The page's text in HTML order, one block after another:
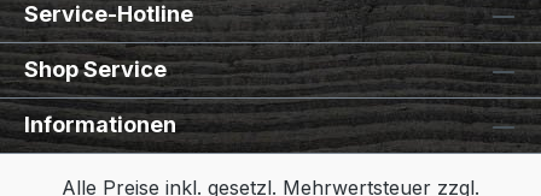
Service-Hotline
Shop Service
Informationen
Alle Preise inkl. gesetzl. Mehrwertsteuer zzgl.